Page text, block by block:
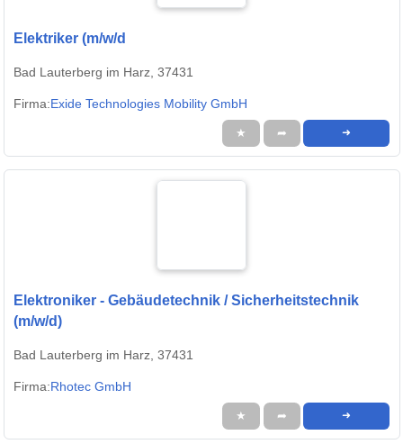
Elektriker (m/w/d
Bad Lauterberg im Harz, 37431
Firma:Exide Technologies Mobility GmbH
★ ➦ ➜
Elektroniker - Gebäudetechnik / Sicherheitstechnik
(m/w/d)
Bad Lauterberg im Harz, 37431
Firma:Rhotec GmbH
★ ➦ ➜